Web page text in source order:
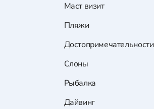
Маст визит
Пляжи
Достопримечательности
Слоны
Рыбалка
Дайвинг